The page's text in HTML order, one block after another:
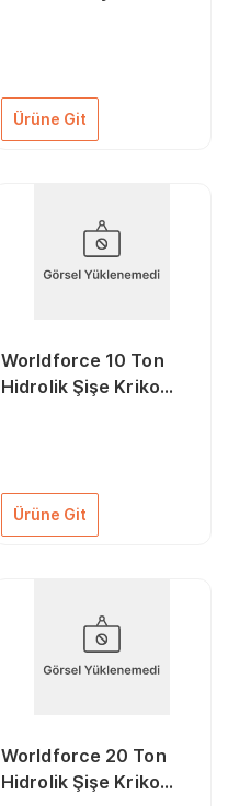
Ürüne Git
Worldforce 10 Ton
Hidrolik Şişe Kriko
Ürüne Git
Worldforce 20 Ton
Hidrolik Şişe Kriko